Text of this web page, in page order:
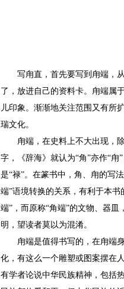
写甪直，首先要写到甪端，从
了，放进自己的资料卡。甪端属
儿印象。渐渐地关注范围又有所
瑞文化。
甪端，在史料上不大出现，除
字，《辞海》就认为“角”亦作“甪
是“禄”。在篆书中，角、甪的写
端”语境转换的关系，有利于本
端”，而原称“角端”的文物、器
明，望读者莫以为混淆。
甪端是值得书写的，在甪端身
化，有这么一个雕塑或图案摆在
有学者论说中华民族精神，包括